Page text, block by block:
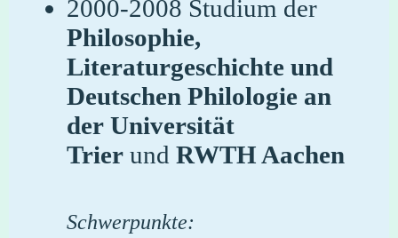
2000-2008 Studium der
Philosophie,
Literaturgeschichte und
Deutschen Philologie an
der Universität
Trier und RWTH Aachen
Schwerpunkte: